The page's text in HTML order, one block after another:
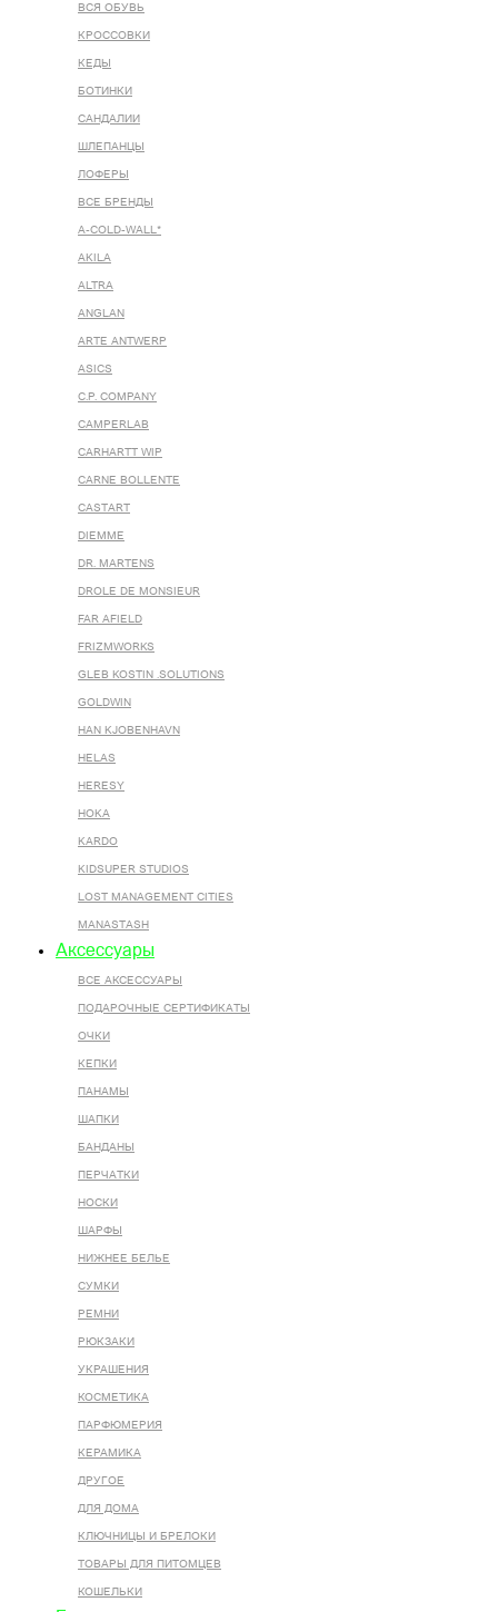
ВСЯ ОБУВЬ
КРОССОВКИ
КЕДЫ
БОТИНКИ
САНДАЛИИ
ШЛЕПАНЦЫ
ЛОФЕРЫ
ВСЕ БРЕНДЫ
A-COLD-WALL*
AKILA
ALTRA
ANGLAN
ARTE ANTWERP
ASICS
C.P. COMPANY
CAMPERLAB
CARHARTT WIP
CARNE BOLLENTE
CASTART
DIEMME
DR. MARTENS
DROLE DE MONSIEUR
FAR AFIELD
FRIZMWORKS
GLEB KOSTIN .SOLUTIONS
GOLDWIN
HAN KJOBENHAVN
HELAS
HERESY
HOKA
KARDO
KIDSUPER STUDIOS
LOST MANAGEMENT CITIES
MANASTASH
Аксессуары
ВСЕ AКСЕССУАРЫ
ПОДАРОЧНЫЕ СЕРТИФИКАТЫ
ОЧКИ
КЕПКИ
ПАНАМЫ
ШАПКИ
БАНДАНЫ
ПЕРЧАТКИ
НОСКИ
ШАРФЫ
НИЖНЕЕ БЕЛЬЕ
СУМКИ
РЕМНИ
РЮКЗАКИ
УКРАШЕНИЯ
КОСМЕТИКА
ПАРФЮМЕРИЯ
КЕРАМИКА
ДРУГОЕ
ДЛЯ ДОМА
КЛЮЧНИЦЫ И БРЕЛОКИ
ТОВАРЫ ДЛЯ ПИТОМЦЕВ
КОШЕЛЬКИ